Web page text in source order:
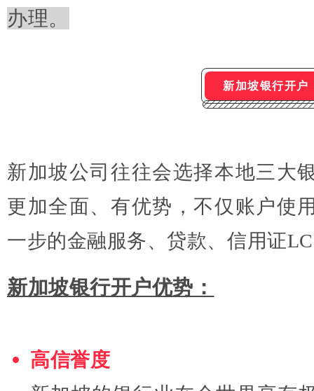
办理。
新加坡银行开户
新加坡公司往往会选择本地三大
更加全面、有优势，不仅账户使
一步的金融服务、贷款、信用证
新加坡银行开户优势：
高信誉度